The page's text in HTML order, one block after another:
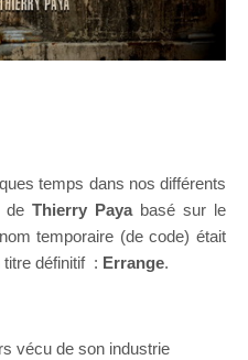
temps dans nos différents
de Thierry Payabasé sur le
temporaire (de code) était
définitif : Errange.
vécu de son industrie